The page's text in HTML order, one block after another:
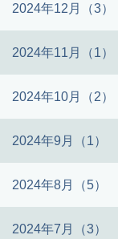
2024年12月（3）
2024年11月（1）
2024年10月（2）
2024年9月（1）
2024年8月（5）
2024年7月（3）